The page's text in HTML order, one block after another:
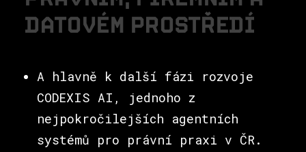
DATOVÉM PROSTŘEDÍ
A hlavně k další fázi rozvoje
CODEXIS AI, jednoho z
nejpokročilejších agentních
systémů pro právní praxi v ČR.